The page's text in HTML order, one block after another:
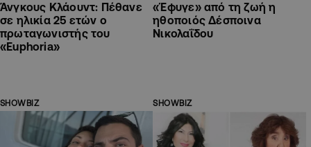
Άνγκους Κλάουντ: Πέθανε
σε ηλικία 25 ετών ο
πρωταγωνιστής του
«Euphoria»
«Έφυγε» από τη ζωή η
ηθοποιός Δέσποινα
Νικολαΐδου
SHOWBIZ SHOWBIZ